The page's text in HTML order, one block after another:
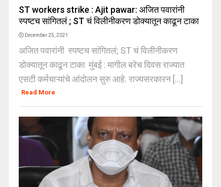
ST workers strike : Ajit pawar: अजित पवारांनी
स्पष्टच सांगितलं ; ST चं विलीनीकरण डोक्यातून काढून टाका
December 25, 2021
अजित पवारांनी स्पष्टच सांगितलं; ST चं विलीनीकरण
डोक्यातून काढून टाका मुंबई : मागील बरेच दिवस राज्यात
एसटी कर्मचाऱ्यांचे आंदोलन सुरु आहे. राज्यसरकारन [...]
Read More